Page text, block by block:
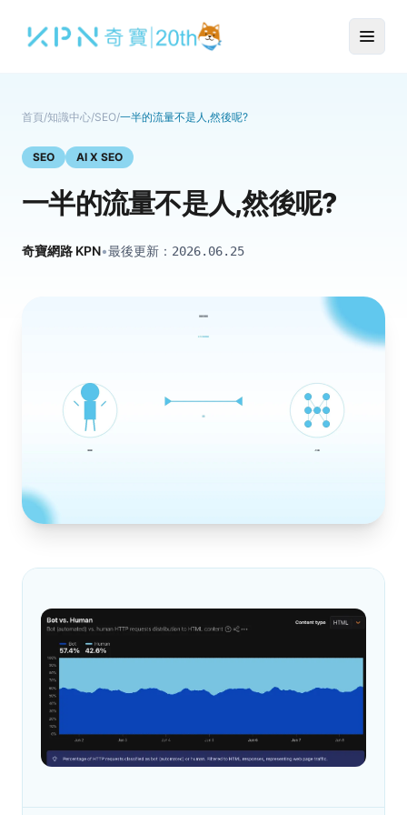
首頁/知識中心/SEO/一半的流量不是人,然後呢?
SEO AI X SEO
一半的流量不是人,然後呢?
奇寶網路 KPN•最後更新： 2026.06.25